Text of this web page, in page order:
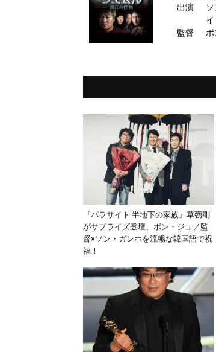
出演
ム
監督 ポ
『パラサイト 半地下の家族』草彅剛
がサプライズ登壇、ポン・ジュノ監
督×ソン・ガンホを流暢な韓国語で祝
福！